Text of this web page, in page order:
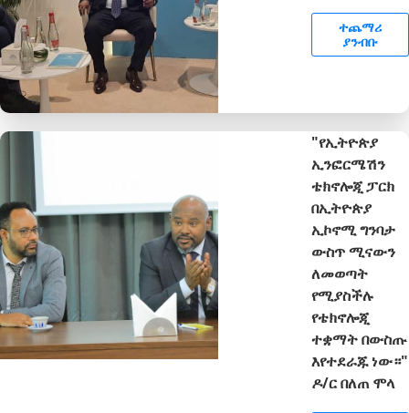
ተጨማሪ
ያንብቡ
"የኢትዮጵያ
ኢንፎርሜሽን
ቴክኖሎጂ ፓርክ
በኢትዮጵያ
ኢኮኖሚ ግንባታ
ውስጥ ሚናውን
ለመወጣት
የሚያስችሉ
የቴክኖሎጂ
ተቋማት በውስጡ
እየተደራጁ ነው።"
ዶ/ር በለጠ ሞላ